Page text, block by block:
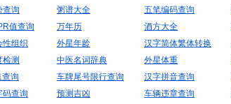
查询 粥谱大全 五笔编码查询
值查询 万年历 酒方大全
性组织 外星年龄 汉字简体繁体转换
检测 中医名词辞典 外星体重
查询 车牌尾号限行查询 汉字拼音查询
码查询 预测吉凶 车辆违章查询